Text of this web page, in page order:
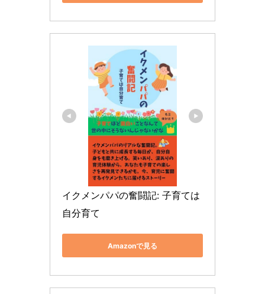
イクメンパパの奮闘記: 子育ては
自分育て
Amazonで見る